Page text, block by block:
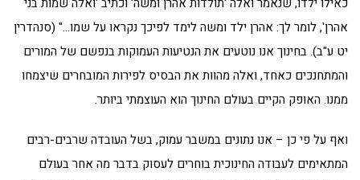
אהרן', לומר לך: אהרן ילד ומשה לימד לפיכך נקראו על שמו…" (סנהדרין
יט ע"ב). בחינוך אנו נוטעים את הנטיעות העמוקות בנפשם של המורים
והמתחנכים כאחד, ואלה מהוות את הבסיס לפירות המובחרים שיצמחו
ממנו. האופק הקיים בעולם החינוך הוא העוצמתי ביותר.
ואף על פי כן – אנו נתונים במשבר עמוק, בשל העובדה שרבים-רבים
המתאימים לעבודה החינוכית בוחרים לעסוק בדבר מה אחר בעולם